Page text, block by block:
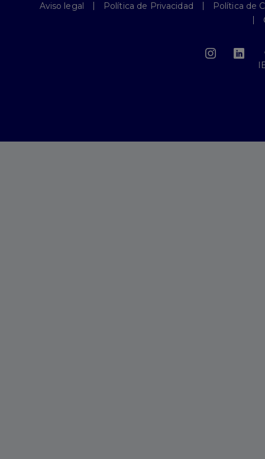
Aviso legal Política de Privacidad
Política de